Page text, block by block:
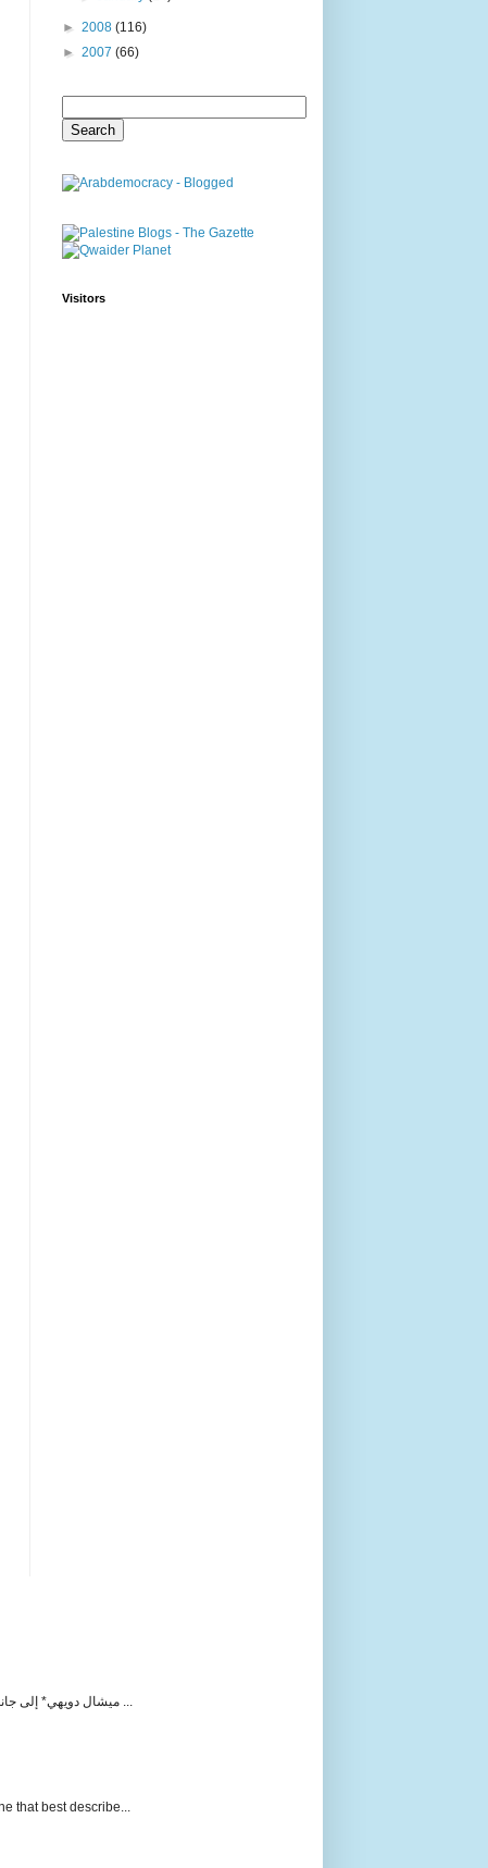
► 2008 (116)
► 2007 (66)
Visitors
ميشال دويهي* إلى جانب المحكمة الدولية التي يتعامل معها حزب الله على أنها مفبركة لاتهامه باغتياله للرئيس رفيق الحريري ورفاقه، بدأت منذ مطلع ...
that best describe...